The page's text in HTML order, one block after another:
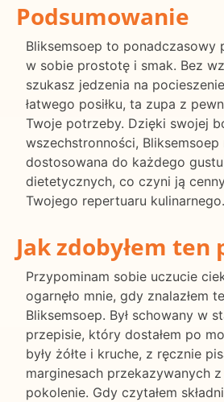
Podsumowanie
Bliksemsoep to ponadczasowy
w sobie prostotę i smak. Bez
szukasz jedzenia na
łatwego posiłku, ta zupa z
Twoje potrzeby. Dzięki swojej
wszechstronności,
dostosowana do każdego
dietetycznych, co czyni ją
Twojego repertuaru kulinarnego.
Jak zdobyłem ten
Przypominam sobie uczucie
ogarnęło mnie, gdy znalazłem
Bliksemsoep. Był schowany w
przepisie, który dostałem po
były żółte i kruche, z ręcznie
marginesach przekazywanych
pokolenie. Gdy czytałem